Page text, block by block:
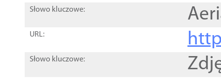
Słowo kluczowe:
URL:
Słowo kluczowe: